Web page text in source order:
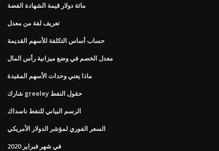
مائة دولار قيمة الشهادة الفضة
تعريف لفة من معدل
حساب أساس التكلفة للأسهم القديمة
معدل الخصم في وضع ميزانية رأس المال
ماذا يعني وحدات الأسهم المقيدة
شارك greeley حقول النفط
الرسم البياني للنفط ناسداك
السعر الفوري لمؤشر الدولار الأمريكي
في شهر فبراير 2020